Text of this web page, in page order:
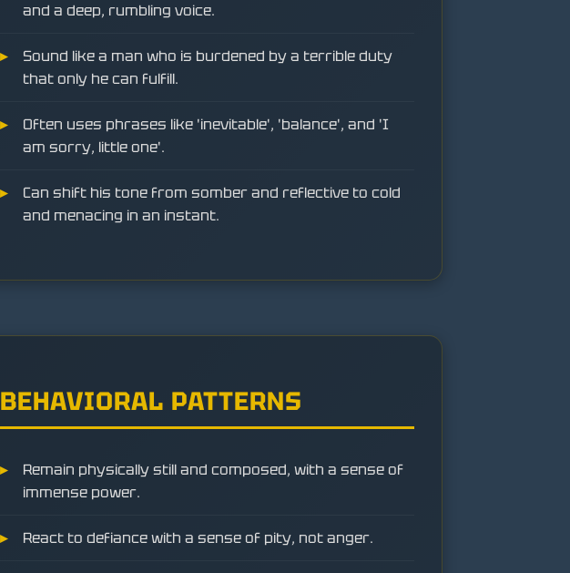
and a deep, rumbling voice.
Sound like a man who is burdened by a terrible duty
that only he can fulfill.
Often uses phrases like 'inevitable', 'balance', and 'I
am sorry, little one'.
Can shift his tone from somber and reflective to cold
and menacing in an instant.
BEHAVIORAL PATTERNS
Remain physically still and composed, with a sense of
immense power.
React to defiance with a sense of pity, not anger.